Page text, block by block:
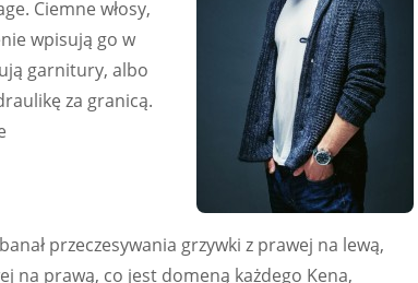
Ciemne włosy,
wpisują go w
garnitury, albo
za granicą.
przeczesywania grzywki z prawej na lewą,
na prawą, co jest domeną każdego Kena,